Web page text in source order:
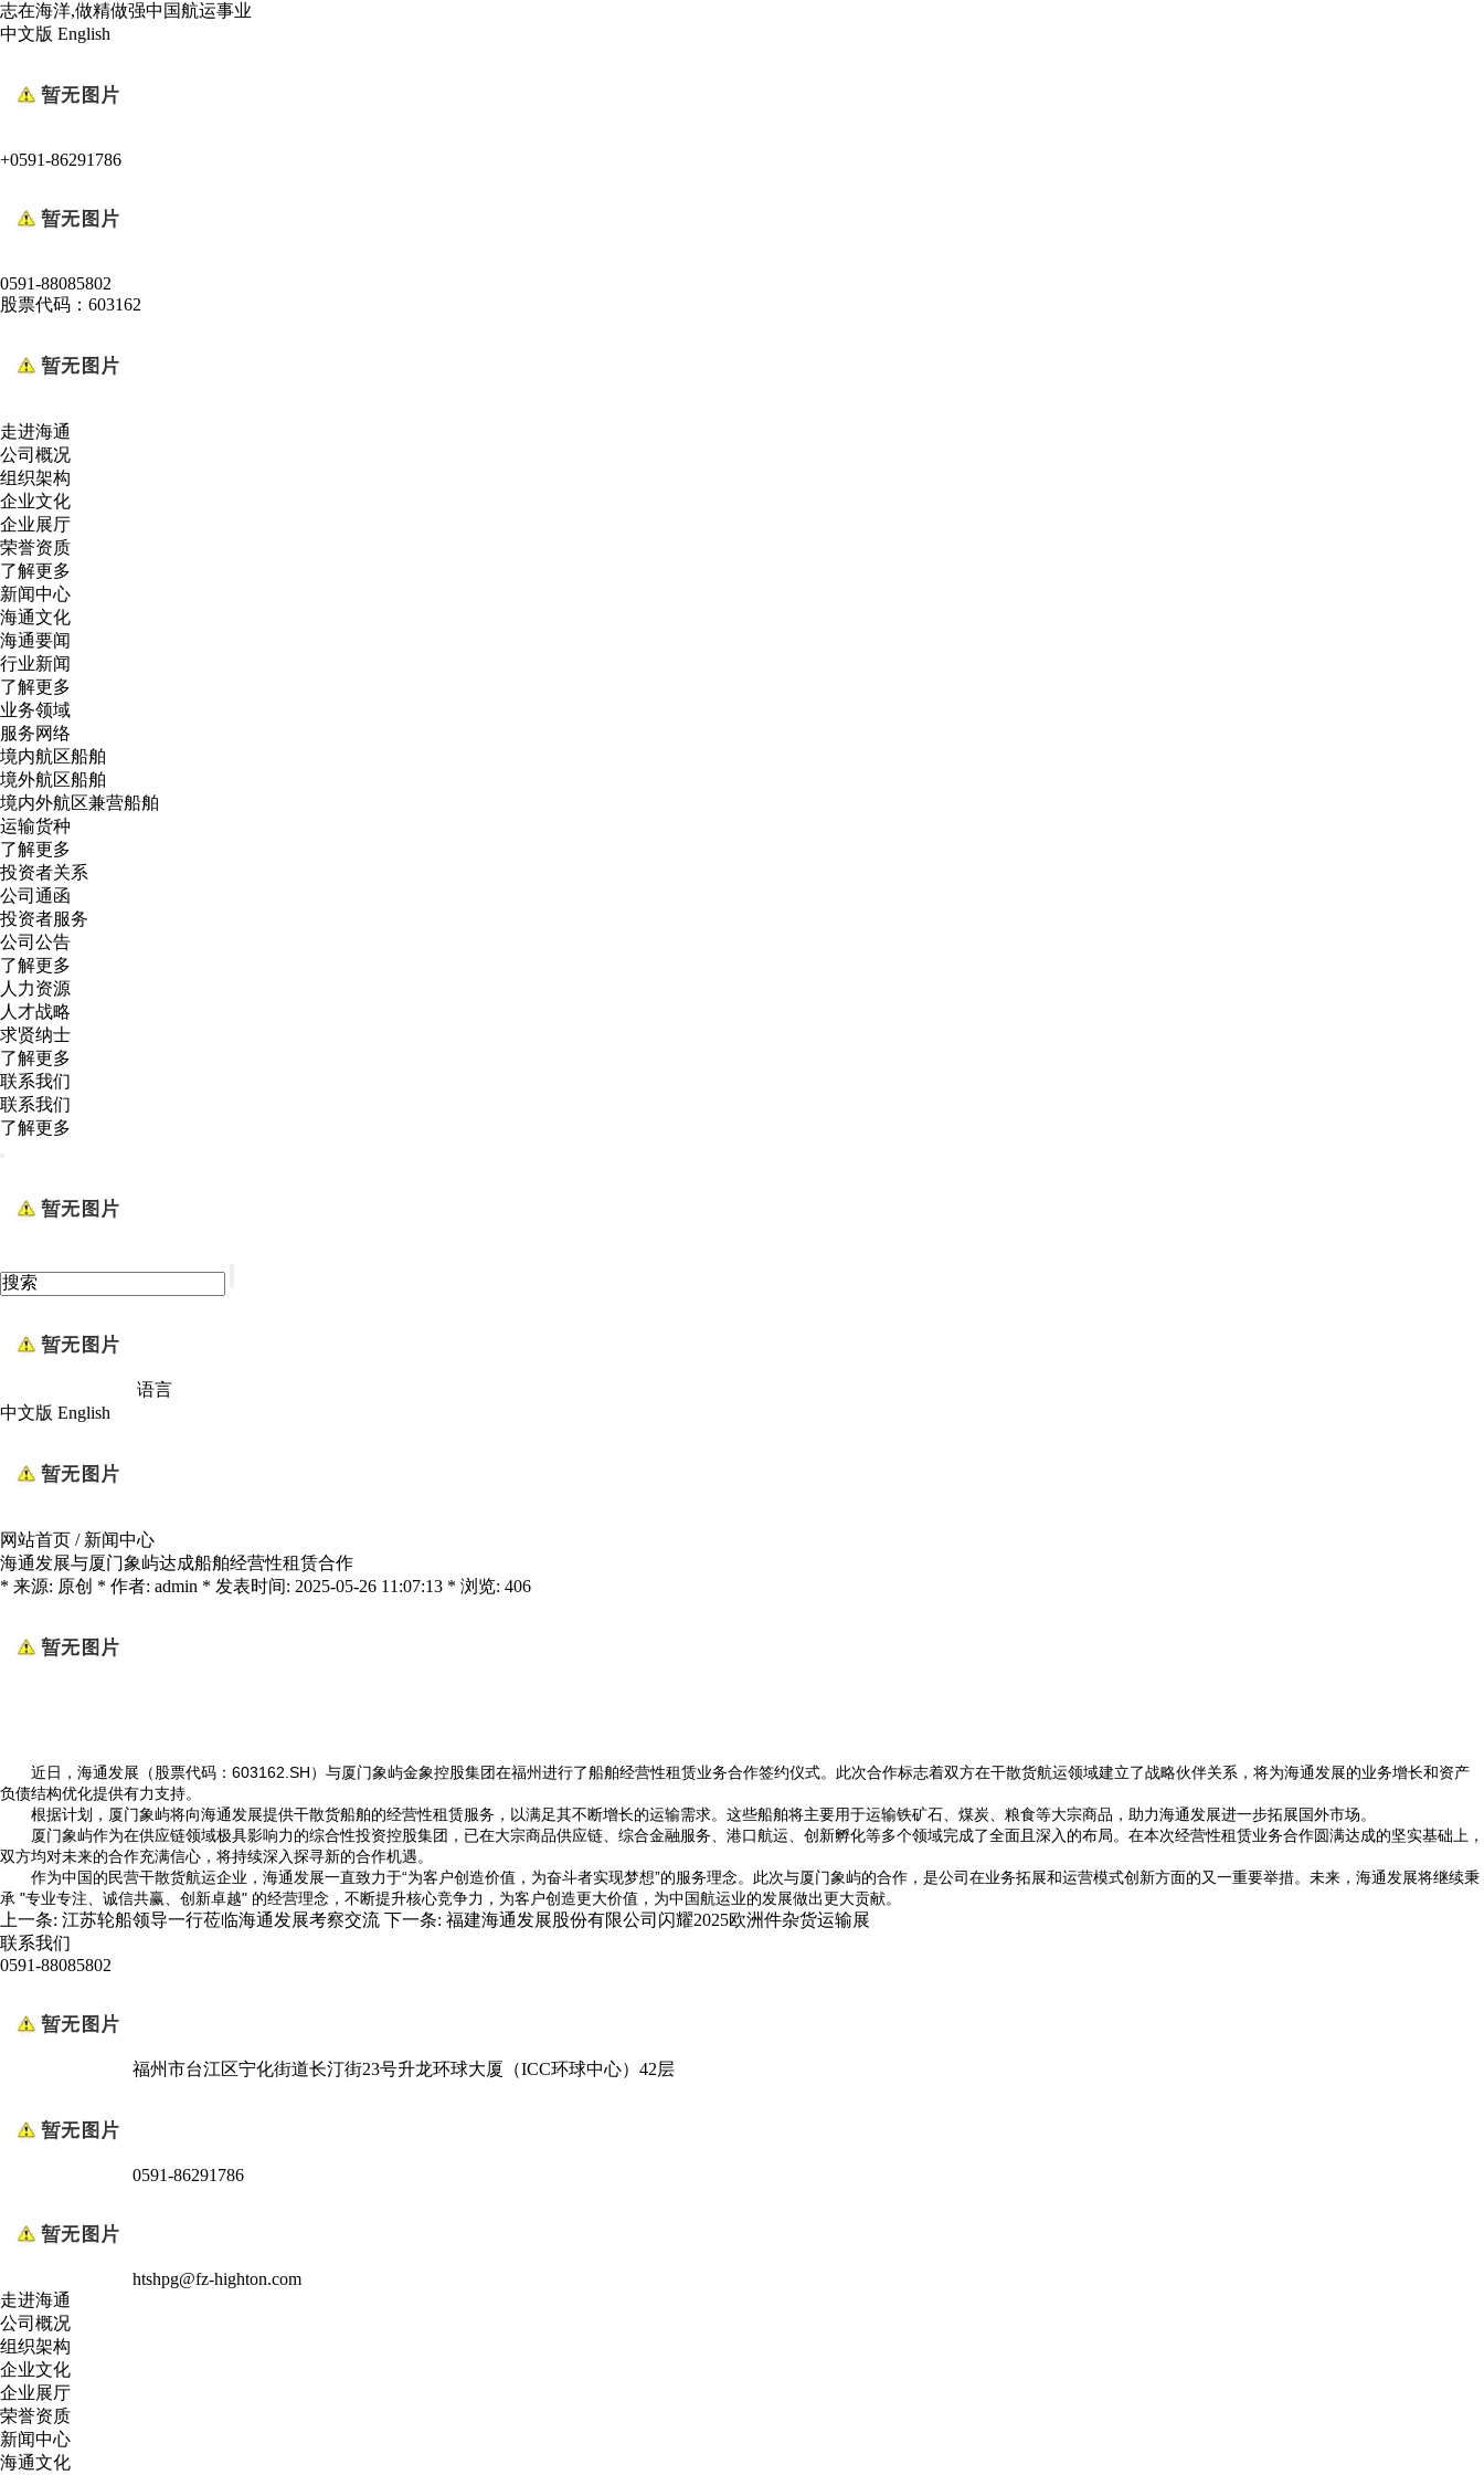
志在海洋,做精做强中国航运事业
中文版 English
+0591-86291786
0591-88085802
股票代码：603162
走进海通
公司概况
组织架构
企业文化
企业展厅
荣誉资质
了解更多
新闻中心
海通文化
海通要闻
行业新闻
了解更多
业务领域
服务网络
境内航区船舶
境外航区船舶
境内外航区兼营船舶
运输货种
了解更多
投资者关系
公司通函
投资者服务
公司公告
了解更多
人力资源
人才战略
求贤纳士
了解更多
联系我们
联系我们
了解更多
语言
中文版 English
网站首页 / 新闻中心
海通发展与厦门象屿达成船舶经营性租赁合作
* 来源: 原创 * 作者: admin * 发表时间: 2025-05-26 11:07:13 * 浏览: 406
近日，海通发展（股票代码： 603162.SH）与厦门象屿金象控股集团在福州进行了船舶经营性租赁业务合作签约仪式。此次合作标志着双方在干散货航运领域建立了战略伙伴关系，将为海通发展的业务增长和资产
负债结构优化提供有力支持。
根据计划，厦门象屿将向海通发展提供干散货船舶的经营性租赁服务，以满足其不断增长的运输需求。这些船舶将主要用于运输铁矿石、煤炭、粮食等大宗商品，助力海通发展进一步拓展国外市场。
厦门象屿作为在供应链领域极具影响力的综合性投资控股集团，已在大宗商品供应链、综合金融服务、港口航运、创新孵化等多个领域完成了全面且深入的布局。在本次经营性租赁业务合作圆满达成的坚实基础上，
双方均对未来的合作充满信心，将持续深入探寻新的合作机遇。
作为中国的民营干散货航运企业，海通发展一直致力于“为客户创造价值，为奋斗者实现梦想”的服务理念。此次与厦门象屿的合作，是公司在业务拓展和运营模式创新方面的又一重要举措。未来，海通发展将继续秉
承 "专业专注、诚信共赢、创新卓越" 的经营理念，不断提升核心竞争力，为客户创造更大价值，为中国航运业的发展做出更大贡献。
上一条: 江苏轮船领导一行莅临海通发展考察交流 下一条: 福建海通发展股份有限公司闪耀2025欧洲件杂货运输展
联系我们
0591-88085802
福州市台江区宁化街道长汀街23号升龙环球大厦（ICC环球中心）42层
0591-86291786
htshpg@fz-highton.com
走进海通
公司概况
组织架构
企业文化
企业展厅
荣誉资质
新闻中心
海通文化